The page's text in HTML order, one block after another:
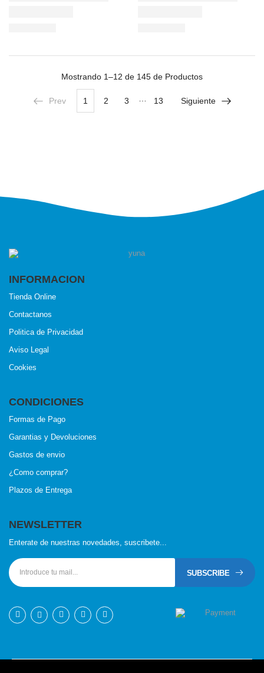
Mostrando 1–12 de 145 de Productos
Prev 1 2 3 13 Siguiente
INFORMACION
Tienda Online
Contactanos
Politica de Privacidad
Aviso Legal
Cookies
CONDICIONES
Formas de Pago
Garantias y Devoluciones
Gastos de envio
¿Como comprar?
Plazos de Entrega
NEWSLETTER
Enterate de nuestras novedades, suscribete...
SUBSCRIBE